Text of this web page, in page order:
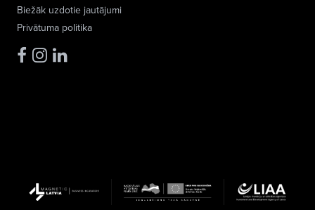
Biežāk uzdotie jautājumi
Privātuma politika